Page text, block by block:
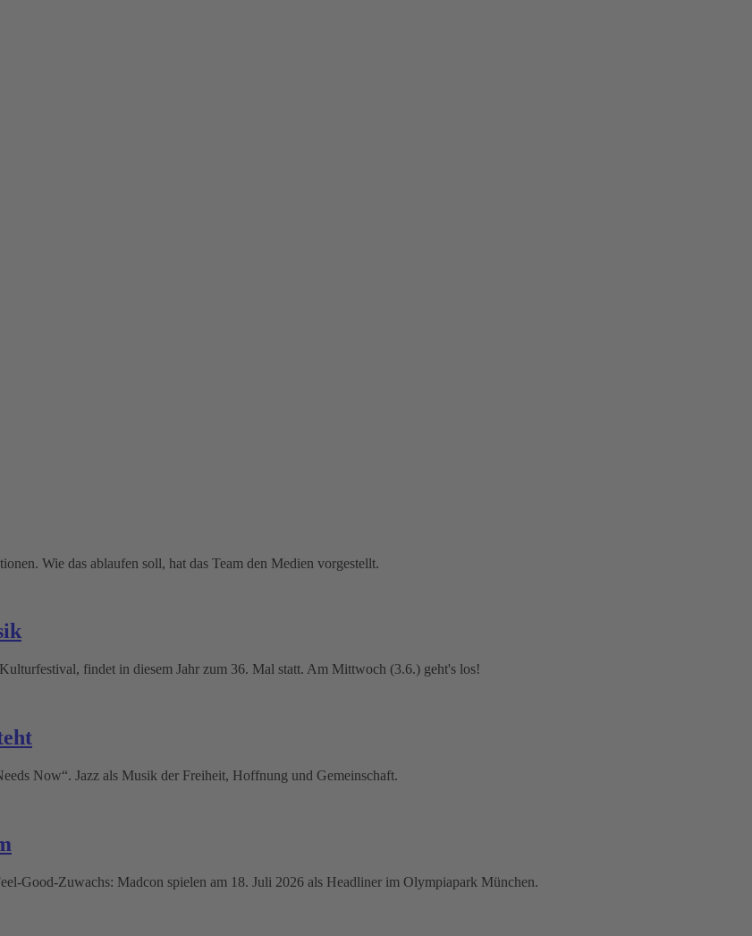
Wie das ablaufen soll, hat das Team den Medien vorgestellt.
findet in diesem Jahr zum 36. Mal statt. Am Mittwoch (3.6.) geht's los!
Now“. Jazz als Musik der Freiheit, Hoffnung und Gemeinschaft.
Good-Zuwachs: Madcon spielen am 18. Juli 2026 als Headliner im Olympiapark München.